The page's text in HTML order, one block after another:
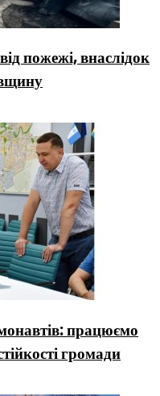
пожежі, внаслідок
працюємо
громади